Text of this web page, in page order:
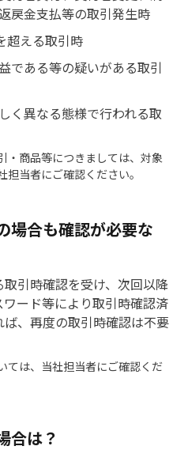
戻金支払等の取引発生時
超える取引時
である等の疑いがある取引
く異なる態様で行われる取
・商品等につきましては、対象
当者にご確認ください。
場合も確認が必要な
引時確認を受け、次回以降
ード等により取引時確認済
、再度の取引時確認は不要
ては、当社担当者にご確認くだ
合は？